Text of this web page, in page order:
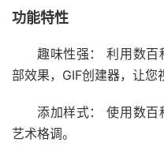
功能特性
趣味性强：
利用数百
部效果，GIF创建器，让您
添加样式：
使用数百
艺术格调。